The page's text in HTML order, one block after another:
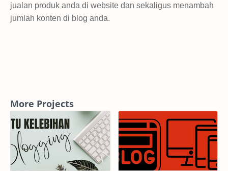
jualan produk anda di website dan sekaligus menambah
jumlah konten di blog anda.
More Projects